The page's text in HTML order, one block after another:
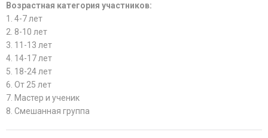
Возрастная категория участников:
1. 4-7 лет
2. 8-10 лет
3. 11-13 лет
4. 14-17 лет
5. 18-24 лет
6. От 25 лет
7. Мастер и ученик
8. Смешанная группа